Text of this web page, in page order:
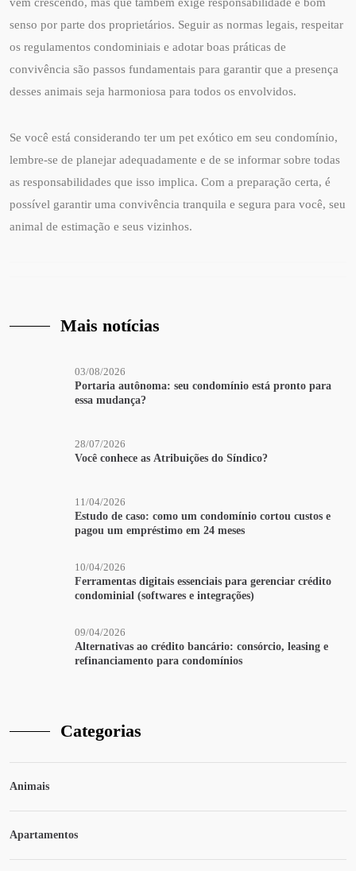
senso por parte dos proprietários. Seguir as normas legais, respeitar
os regulamentos condominiais e adotar boas práticas de
convivência são passos fundamentais para garantir que a presença
desses animais seja harmoniosa para todos os envolvidos.
Se você está considerando ter um pet exótico em seu condomínio,
lembre-se de planejar adequadamente e de se informar sobre todas
as responsabilidades que isso implica. Com a preparação certa, é
possível garantir uma convivência tranquila e segura para você, seu
animal de estimação e seus vizinhos.
Mais notícias
03/08/2026
Portaria autônoma: seu condomínio está pronto para
essa mudança?
28/07/2026
Você conhece as Atribuições do Síndico?
11/04/2026
Estudo de caso: como um condomínio cortou custos e
pagou um empréstimo em 24 meses
10/04/2026
Ferramentas digitais essenciais para gerenciar crédito
condominial (softwares e integrações)
09/04/2026
Alternativas ao crédito bancário: consórcio, leasing e
refinanciamento para condomínios
Categorias
Animais
Apartamentos